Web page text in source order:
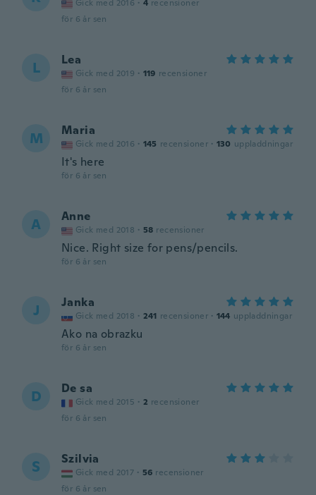
Gick med 2016 · 4 recensioner
för 6 år sen
L Lea
Gick med 2019 · 119 recensioner
för 6 år sen
M Maria
Gick med 2016 · 145 recensioner · 130 uppladdningar
It's here
för 6 år sen
A Anne
Gick med 2018 · 58 recensioner
Nice. Right size for pens/pencils.
för 6 år sen
J Janka
Gick med 2018 · 241 recensioner · 144 uppladdningar
Ako na obrazku
för 6 år sen
D De sa
Gick med 2015 · 2 recensioner
för 6 år sen
S Szilvia
Gick med 2017 · 56 recensioner
för 6 år sen